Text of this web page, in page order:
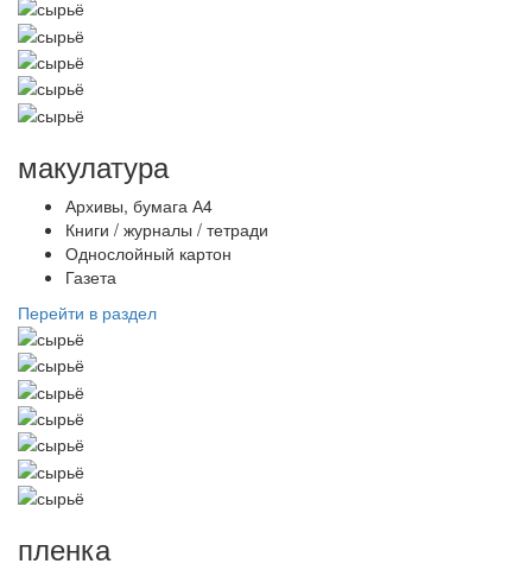
макулатура
Архивы, бумага А4
Книги / журналы / тетради
Однослойный картон
Газета
Перейти в раздел
пленка